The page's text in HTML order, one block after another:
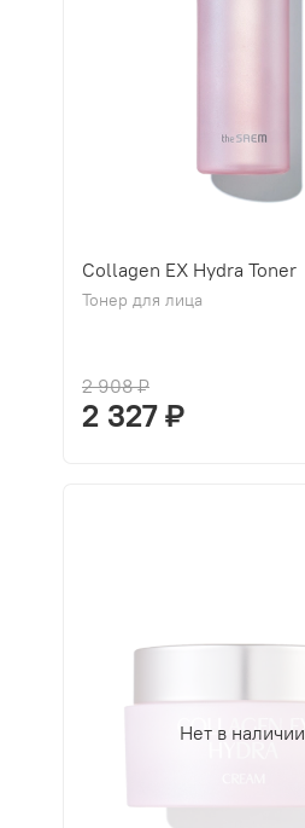
Collagen EX Hydra Toner
Тонер для лица
2 908 ₽
2 327 ₽
Нет в наличии